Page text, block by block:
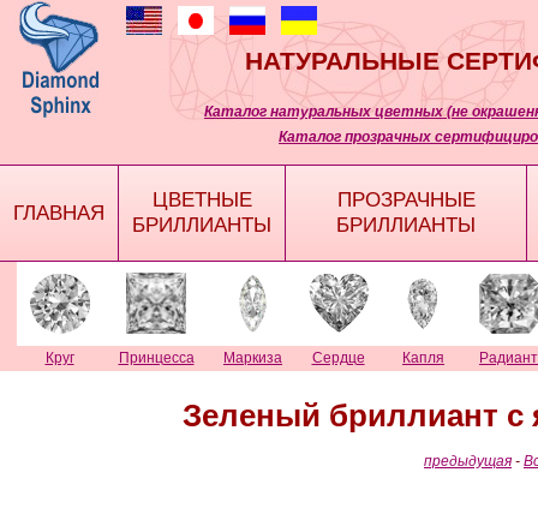
НАТУРАЛЬНЫЕ
Каталог натуральных цветных (не
Каталог прозрачных
ГЛАВНАЯ
ЦВЕТНЫЕ
БРИЛЛИАНТЫ
ПРОЗРАЧНЫЕ
БРИЛЛИАНТЫ
Круг Принцесса Маркиза Сердце Капля Радиант
Зеленый бриллиант
предыдущая -